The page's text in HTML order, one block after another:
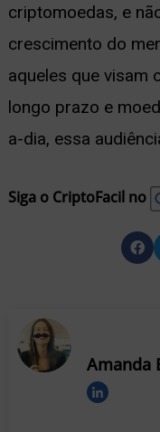
criptomoedas, e
crescimento do
aqueles que visam
longo prazo e
a-dia, essa
Siga o CriptoFacil no
Amanda